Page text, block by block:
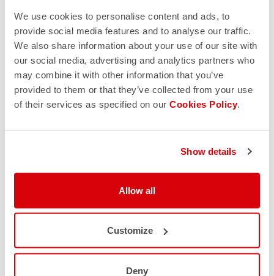
We use cookies to personalise content and ads, to
provide social media features and to analyse our traffic.
We also share information about your use of our site with
our social media, advertising and analytics partners who
may combine it with other information that you’ve
provided to them or that they’ve collected from your use
of their services as specified on our Cookies Policy.
Show details
Allow all
Customize
Deny
electrónicos con actualizaciones, ofertas y
promociones reservadas a clientes. Puedes darte de
baja de estas comunicaciones en cualquier momento.
Para obtener más información sobre cómo darte de
baja, nuestras prácticas de privacidad y cómo nos
comprometemos a proteger y respetar tu privacidad,
consulta nuestra Política de privacidad.